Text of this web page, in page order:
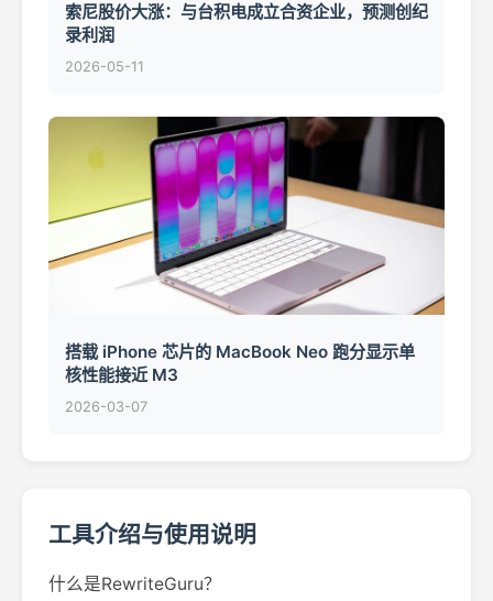
索尼股价大涨：与台积电成立合资企业，预测创纪
录利润
2026-05-11
搭载 iPhone 芯片的 MacBook Neo 跑分显示单
核性能接近 M3
2026-03-07
工具介绍与使用说明
什么是RewriteGuru？